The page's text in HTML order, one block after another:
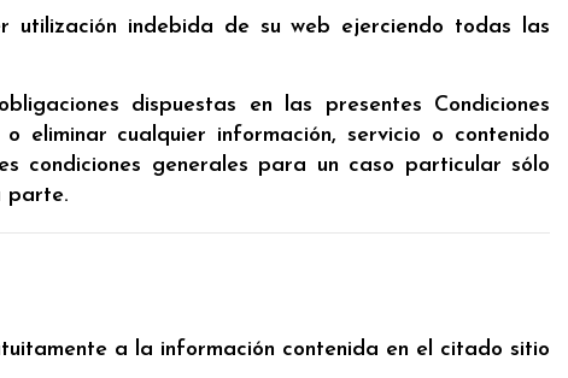
utilización indebida de su web ejerciendo todas las
dispuestas en las presentes Condiciones
eliminar cualquier información, servicio o contenido
condiciones generales para un caso particular sólo
parte.
a la información contenida en el citado sitio